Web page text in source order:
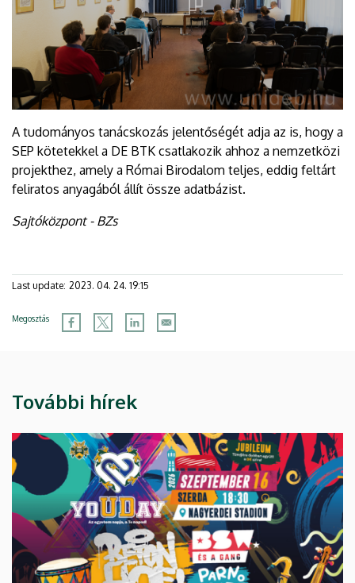
A tudományos tanácskozás jelentőségét adja az is, hogy a
SEP kötetekkel a DE BTK csatlakozik ahhoz a nemzetközi
projekthez, amely a Római Birodalom teljes, eddig feltárt
feliratos anyagából állít össze adatbázist.
Sajtóközpont - BZs
Last update: 2023. 04. 24. 19:15
Megosztás
További hírek